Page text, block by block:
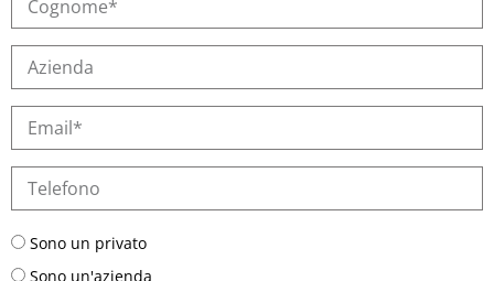
Sono un privato
Sono un'azienda